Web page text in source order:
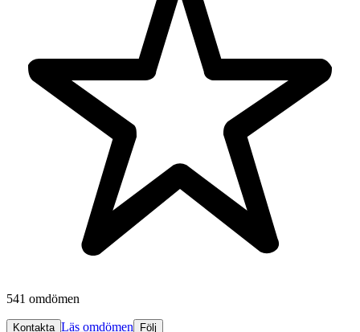
541 omdömen
Kontakta Läs omdömen Följ